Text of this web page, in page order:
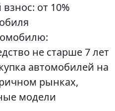
от 10%
не старше 7 лет
автомобилей на
рынках,
модели